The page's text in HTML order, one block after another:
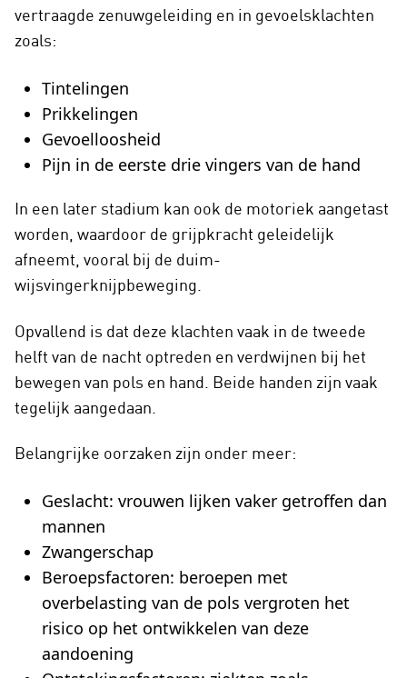
vertraagde zenuwgeleiding en in gevoelsklachten
zoals:
Tintelingen
Prikkelingen
Gevoelloosheid
Pijn in de eerste drie vingers van de hand
In een later stadium kan ook de motoriek aangetast
worden, waardoor de grijpkracht geleidelijk
afneemt, vooral bij de duim-
wijsvingerknijpbeweging.
Opvallend is dat deze klachten vaak in de tweede
helft van de nacht optreden en verdwijnen bij het
bewegen van pols en hand. Beide handen zijn vaak
tegelijk aangedaan.
Belangrijke oorzaken zijn onder meer:
Geslacht: vrouwen lijken vaker getroffen dan
mannen
Zwangerschap
Beroepsfactoren: beroepen met
overbelasting van de pols vergroten het
risico op het ontwikkelen van deze
aandoening